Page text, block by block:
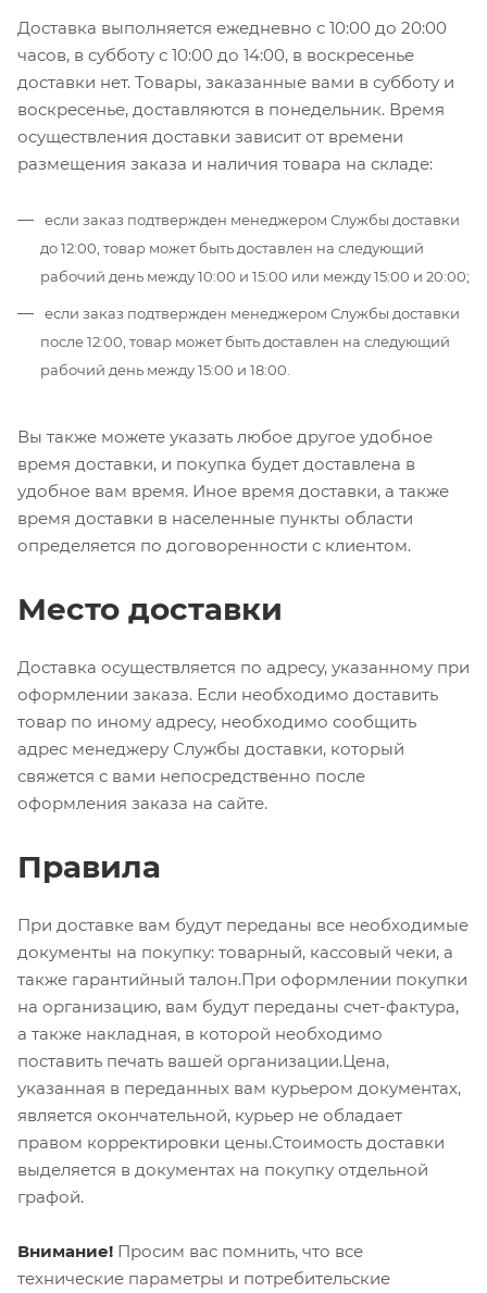
Доставка выполняется ежедневно с 10:00 до 20:00
часов, в субботу с 10:00 до 14:00, в воскресенье
доставки нет. Товары, заказанные вами в субботу и
воскресенье, доставляются в понедельник. Время
осуществления доставки зависит от времени
размещения заказа и наличия товара на складе:
если заказ подтвержден менеджером Службы доставки
до 12:00, товар может быть доставлен на следующий
рабочий день между 10:00 и 15:00 или между 15:00 и 20:00;
если заказ подтвержден менеджером Службы доставки
после 12:00, товар может быть доставлен на следующий
рабочий день между 15:00 и 18:00.
Вы также можете указать любое другое удобное
время доставки, и покупка будет доставлена в
удобное вам время. Иное время доставки, а также
время доставки в населенные пункты области
определяется по договоренности с клиентом.
Место доставки
Доставка осуществляется по адресу, указанному при
оформлении заказа. Если необходимо доставить
товар по иному адресу, необходимо сообщить
адрес менеджеру Службы доставки, который
свяжется с вами непосредственно после
оформления заказа на сайте.
Правила
При доставке вам будут переданы все необходимые
документы на покупку: товарный, кассовый чеки, а
также гарантийный талон.При оформлении покупки
на организацию, вам будут переданы счет-фактура,
а также накладная, в которой необходимо
поставить печать вашей организации.Цена,
указанная в переданных вам курьером документах,
является окончательной, курьер не обладает
правом корректировки цены.Стоимость доставки
выделяется в документах на покупку отдельной
графой.
Внимание! Просим вас помнить, что все
технические параметры и потребительские